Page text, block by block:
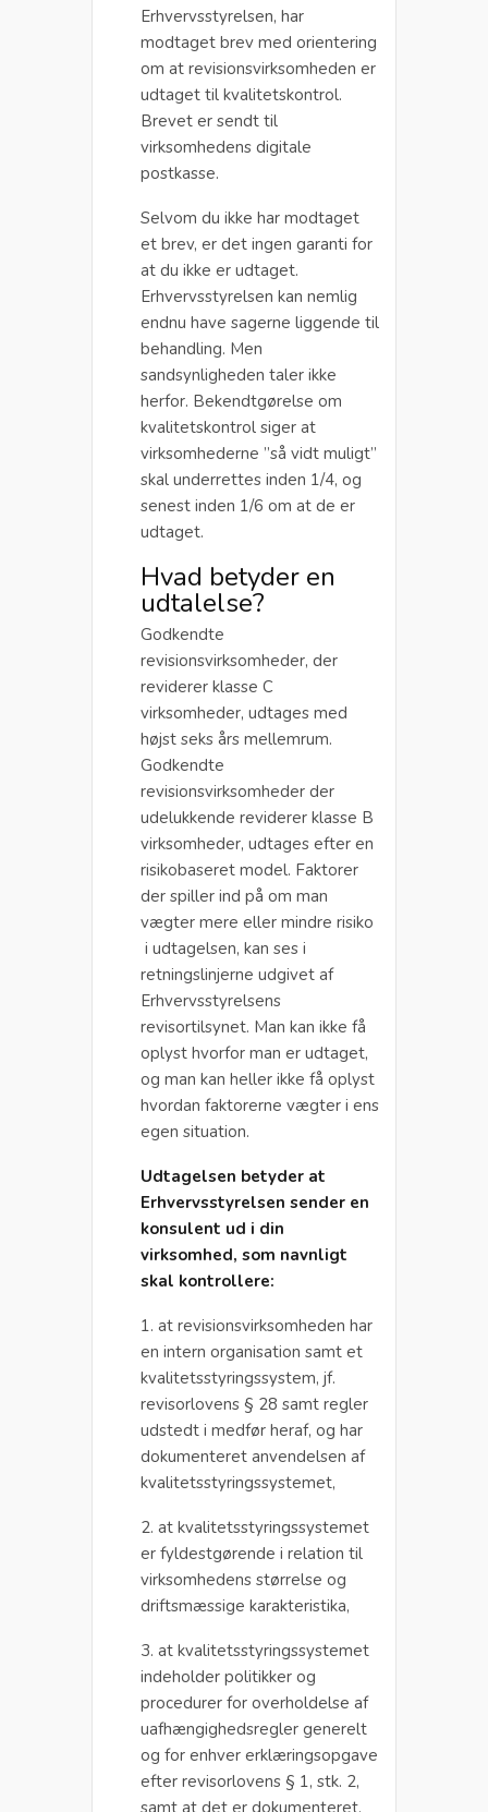
Erhvervsstyrelsen, har
modtaget brev med orientering
om at revisionsvirksomheden er
udtaget til kvalitetskontrol.
Brevet er sendt til
virksomhedens digitale
postkasse.
Selvom du ikke har modtaget
et brev, er det ingen garanti for
at du ikke er udtaget.
Erhvervsstyrelsen kan nemlig
endnu have sagerne liggende til
behandling. Men
sandsynligheden taler ikke
herfor. Bekendtgørelse om
kvalitetskontrol siger at
virksomhederne ”så vidt muligt”
skal underrettes inden 1/4, og
senest inden 1/6 om at de er
udtaget.
Hvad betyder en
udtalelse?
Godkendte
revisionsvirksomheder, der
reviderer klasse C
virksomheder, udtages med
højst seks års mellemrum.
Godkendte
revisionsvirksomheder der
udelukkende reviderer klasse B
virksomheder, udtages efter en
risikobaseret model. Faktorer
der spiller ind på om man
vægter mere eller mindre risiko
i udtagelsen, kan ses i
retningslinjerne udgivet af
Erhvervsstyrelsens
revisortilsynet. Man kan ikke få
oplyst hvorfor man er udtaget,
og man kan heller ikke få oplyst
hvordan faktorerne vægter i ens
egen situation.
Udtagelsen betyder at
Erhvervsstyrelsen sender en
konsulent ud i din
virksomhed, som navnligt
skal kontrollere:
1. at revisionsvirksomheden har
en intern organisation samt et
kvalitetsstyringssystem, jf.
revisorlovens § 28 samt regler
udstedt i medfør heraf, og har
dokumenteret anvendelsen af
kvalitetsstyringssystemet,
2. at kvalitetsstyringssystemet
er fyldestgørende i relation til
virksomhedens størrelse og
driftsmæssige karakteristika,
3. at kvalitetsstyringssystemet
indeholder politikker og
procedurer for overholdelse af
uafhængighedsregler generelt
og for enhver erklæringsopgave
efter revisorlovens § 1, stk. 2,
samt at det er dokumenteret,